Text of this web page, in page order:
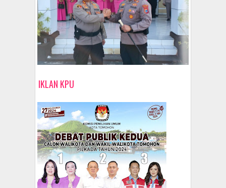
IKLAN KPU